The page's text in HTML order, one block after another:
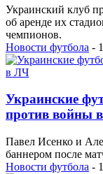
Украинский клуб
об аренде их
чемпионов.
Новости футбола -
Украинские
против войны
Павел Исенко и
баннером после
Новости футбола -